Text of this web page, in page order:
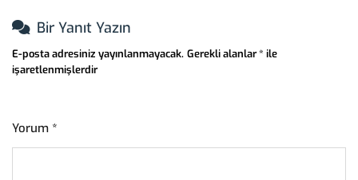
Bir Yanıt Yazın
E-posta adresiniz yayınlanmayacak. Gerekli alanlar* ile
işaretlenmişlerdir
Yorum *